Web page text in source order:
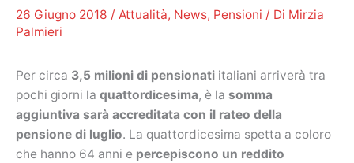
26 Giugno 2018 / Attualità, News, Pensioni / Di Mirzia
Palmieri
Per circa 3,5 milioni di pensionati italiani arriverà tra
pochi giorni la quattordicesima, è la somma
aggiuntiva sarà accreditata con il rateo della
pensione di luglio. La quattordicesima spetta a coloro
che hanno 64 anni e percepiscono un reddito